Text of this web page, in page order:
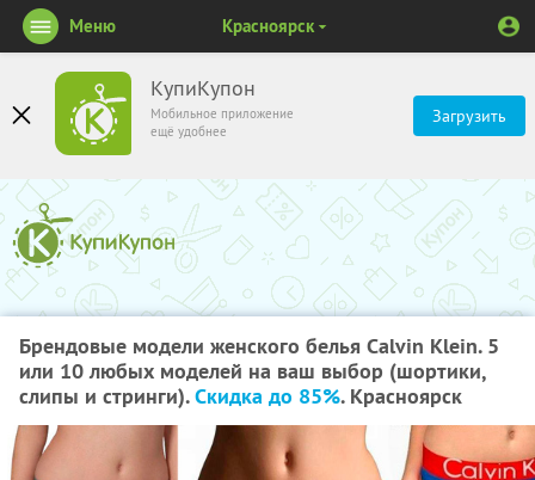
КупиКупон
Мобильное приложение
ещё удобнее
Загрузить
Меню Красноярск
Брендовые модели женского белья Calvin Klein. 5
или 10 любых моделей на ваш выбор (шортики,
слипы и стринги).Скидка до 85%. Красноярск